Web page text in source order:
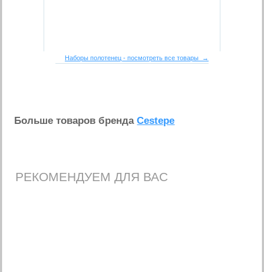
Наборы полотенец - посмотреть все товары →
Больше товаров брендаCestepe
РЕКОМЕНДУЕМ ДЛЯ ВАС